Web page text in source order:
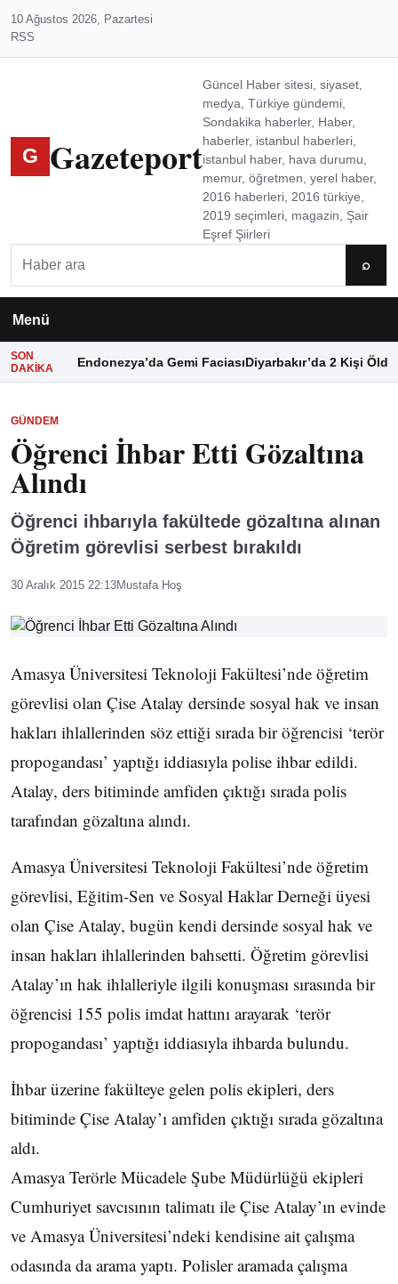
10 Ağustos 2026, Pazartesi
RSS
G Gazeteport
Güncel Haber sitesi, siyaset,
medya, Türkiye gündemi,
Sondakika haberler, Haber,
haberler, istanbul haberleri,
istanbul haber, hava durumu,
memur, öğretmen, yerel haber,
2016 haberleri, 2016 türkiye,
2019 seçimleri, magazin, Şair
Eşref Şiirleri
⌕
Menü
SON
DAKIKA
Endonezya’da Gemi FaciasıDiyarbakır’da 2 Kişi Öldü
GÜNDEM
Öğrenci İhbar Etti Gözaltına
Alındı
Öğrenci ihbarıyla fakültede gözaltına alınan
Öğretim görevlisi serbest bırakıldı
30 Aralık 2015 22:13Mustafa Hoş
Amasya Üniversitesi Teknoloji Fakültesi’nde öğretim
görevlisi olan Çise Atalay dersinde sosyal hak ve insan
hakları ihlallerinden söz ettiği sırada bir öğrencisi ‘terör
propogandası’ yaptığı iddiasıyla polise ihbar edildi.
Atalay, ders bitiminde amfiden çıktığı sırada polis
tarafından gözaltına alındı.
Amasya Üniversitesi Teknoloji Fakültesi’nde öğretim
görevlisi, Eğitim-Sen ve Sosyal Haklar Derneği üyesi
olan Çise Atalay, bugün kendi dersinde sosyal hak ve
insan hakları ihlallerinden bahsetti. Öğretim görevlisi
Atalay’ın hak ihlalleriyle ilgili konuşması sırasında bir
öğrencisi 155 polis imdat hattını arayarak ‘terör
propogandası’ yaptığı iddiasıyla ihbarda bulundu.
İhbar üzerine fakülteye gelen polis ekipleri, ders
bitiminde Çise Atalay’ı amfiden çıktığı sırada gözaltına
aldı.
Amasya Terörle Mücadele Şube Müdürlüğü ekipleri
Cumhuriyet savcısının talimatı ile Çise Atalay’ın evinde
ve Amasya Üniversitesi’ndeki kendisine ait çalışma
odasında da arama yaptı. Polisler aramada çalışma